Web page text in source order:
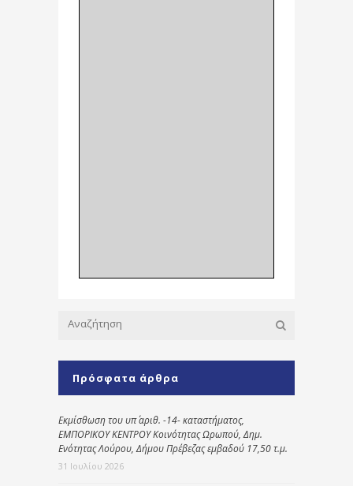
Πρόσφατα άρθρα
Εκμίσθωση του υπ΄ αριθ. -14- καταστήματος,
ΕΜΠΟΡΙΚΟΥ ΚΕΝΤΡΟΥ Κοινότητας Ωρωπού, Δημ.
Ενότητας Λούρου, Δήμου Πρέβεζας εμβαδού 17,50 τ.μ.
31 Ιουλίου 2026